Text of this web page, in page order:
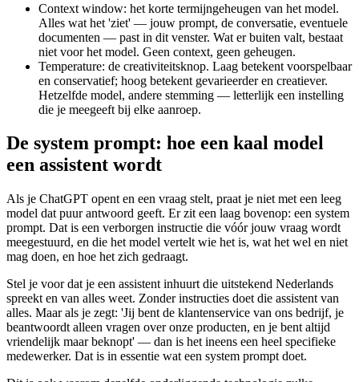
Context window: het korte termijngeheugen van het model.
Alles wat het 'ziet' — jouw prompt, de conversatie, eventuele
documenten — past in dit venster. Wat er buiten valt, bestaat
niet voor het model. Geen context, geen geheugen.
Temperature: de creativiteitsknop. Laag betekent voorspelbaar
en conservatief; hoog betekent gevarieerder en creatiever.
Hetzelfde model, andere stemming — letterlijk een instelling
die je meegeeft bij elke aanroep.
De system prompt: hoe een kaal model
een assistent wordt
Als je ChatGPT opent en een vraag stelt, praat je niet met een leeg
model dat puur antwoord geeft. Er zit een laag bovenop: een system
prompt. Dat is een verborgen instructie die vóór jouw vraag wordt
meegestuurd, en die het model vertelt wie het is, wat het wel en niet
mag doen, en hoe het zich gedraagt.
Stel je voor dat je een assistent inhuurt die uitstekend Nederlands
spreekt en van alles weet. Zonder instructies doet die assistent van
alles. Maar als je zegt: 'Jij bent de klantenservice van ons bedrijf, je
beantwoordt alleen vragen over onze producten, en je bent altijd
vriendelijk maar beknopt' — dan is het ineens een heel specifieke
medewerker. Dat is in essentie wat een system prompt doet.